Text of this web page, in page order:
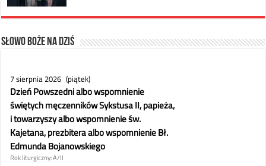
Słowo Boże na dziś